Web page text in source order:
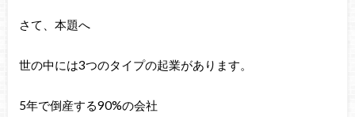
さて、本題へ
世の中には3つのタイプの起業があります。
5年で倒産する90%の会社